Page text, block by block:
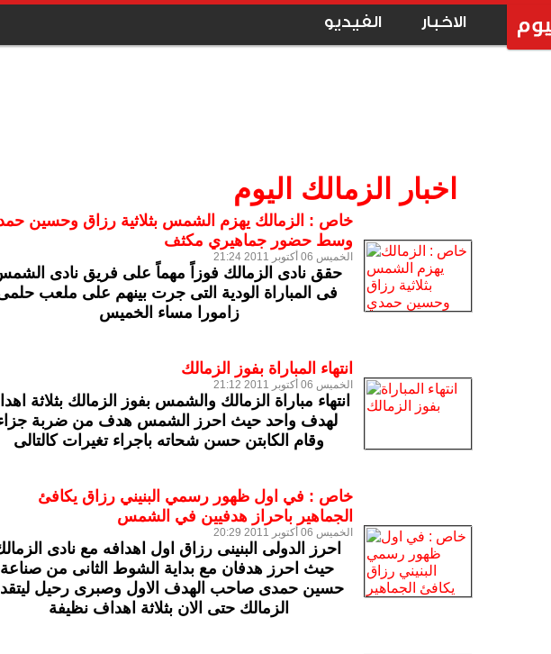
الاخبار الفيديو
اخبار الزمالك اليوم
خاص : الزمالك يهزم الشمس بثلاثية رزاق وحسين
وسط حضور جماهيري مكثف
الخميس 06 أكتوبر 2011 21:24
حقق نادى الزمالك فوزاً مهماً على فريق نادى
فى المباراة الودية التى جرت بينهم على ملعب
زامورا مساء الخميس
انتهاء المباراة بفوز الزمالك
الخميس 06 أكتوبر 2011 21:12
انتهاء مباراة الزمالك والشمس بفوز الزمالك بثلاثة
لهدف واحد حيث احرز الشمس هدف من ضربة
وقام الكابتن حسن شحاته باجراء تغيرات كالتالى
خاص : في اول ظهور رسمي البنيني رزاق يكافئ
الجماهير باحراز هدفيين في الشمس
الخميس 06 أكتوبر 2011 20:29
احرز الدولى البنينى رزاق اول اهدافه مع نادى
حيث احرز هدفان مع بداية الشوط الثانى من صناعة
حسين حمدى صاحب الهدف الاول وصبرى رحيل
الزمالك حتى الان بثلاثة اهداف نظيفة